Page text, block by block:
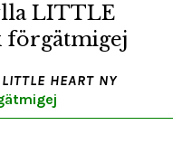
LITTLE
förgätmigej
HEART NY